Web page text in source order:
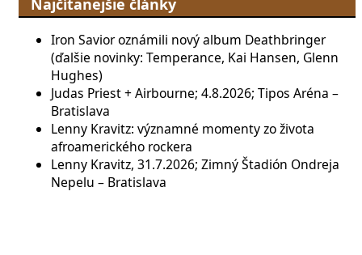
Najčítanejšie články
Iron Savior oznámili nový album Deathbringer
(ďalšie novinky: Temperance, Kai Hansen, Glenn
Hughes)
Judas Priest + Airbourne; 4.8.2026; Tipos Aréna –
Bratislava
Lenny Kravitz: významné momenty zo života
afroamerického rockera
Lenny Kravitz, 31.7.2026; Zimný Štadión Ondreja
Nepelu – Bratislava